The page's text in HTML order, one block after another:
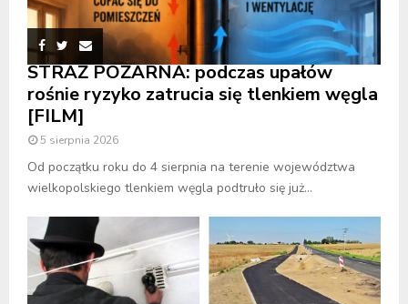
STRAŻ POŻARNA: podczas upałów
rośnie ryzyko zatrucia się tlenkiem węgla
[FILM]
5 sierpnia 2026
Od początku roku do 4 sierpnia na terenie województwa
wielkopolskiego tlenkiem węgla podtruło się już...